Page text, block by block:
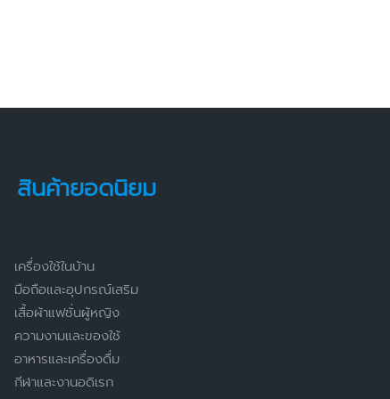
สินค้ายอดนิยม
เครื่องใช้ในบ้าน
มือถือและอุปกรณ์เสริม
เสื้อผ้าแฟชั่นผู้หญิง
ความงามและของใช้
อาหารและเครื่องดื่ม
กีฬาและงานอดิเรก